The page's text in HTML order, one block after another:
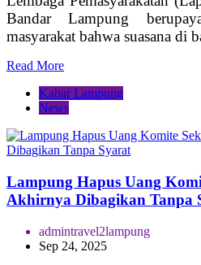
Bandar Lampung
masyarakat bahwa suasana di
Read More
Kabar Lampung
News
Lampung Hapus Uang
Akhirnya Dibagikan Tanpa
admintravel2lampung
Sep 24, 2025